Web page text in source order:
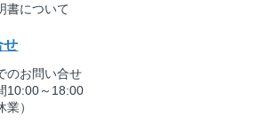
書について
せ
のお問い合せ
10:00～18:00
業）